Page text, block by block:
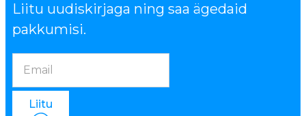
Liitu uudiskirjaga ning saa ägedaid
pakkumisi.
Liitu